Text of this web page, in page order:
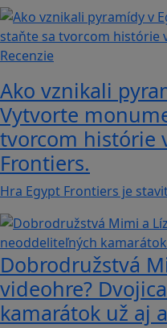
Recenzie
Ako vznikali
Vytvorte
tvorcom histórie
Frontiers.
Hra Egypt Frontiers je
Dobrodružstvá
videohre?
kamarátok už aj